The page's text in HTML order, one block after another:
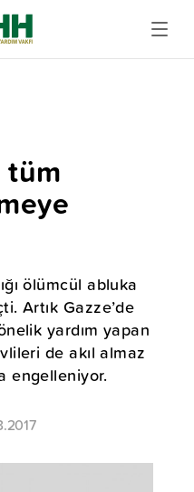
tüm
ölümcül abluka
Artık Gazze’de
yardım yapan
de akıl almaz
engelleniyor.